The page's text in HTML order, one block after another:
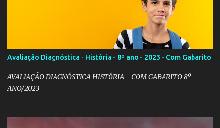
Avaliação Diagnóstica - História - 8º ano - 2023 - Com Gabarito
AVALIAÇÃO DIAGNÓSTICA HISTÓRIA - COM GABARITO 8º
ANO/2023